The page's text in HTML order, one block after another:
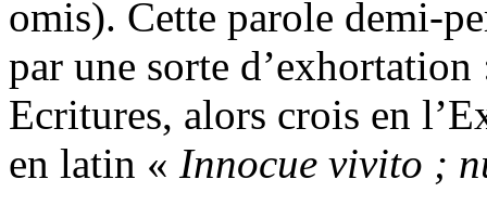
omis). Cette parole demi-
par une sorte
Ecritures, alors crois en
en latin « Innocue vivito ;